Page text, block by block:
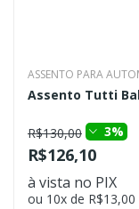
ASSENTO PARA
Assento Tutti
R$130,00 3%
R$126,10
à vista no PIX
ou 10x de